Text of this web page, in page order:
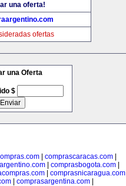
una oferta!
ofertas
una Oferta
$
comprascaracas.com
comprasbogota.com
comprasnicaragua.com
comprasargentina.com